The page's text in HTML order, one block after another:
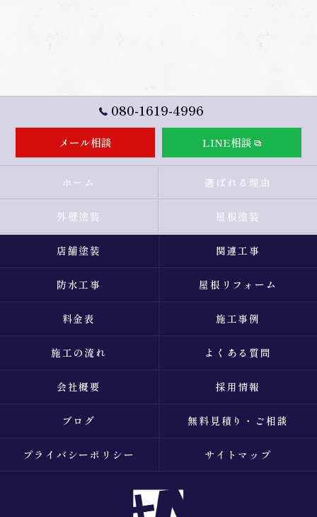
080-1619-4996
メール相談 LINE相談
ホーム 選ばれる理由
外壁塗装 屋根塗装
店舗塗装 関連工事
防水工事 屋根リフォーム
料金表 施工事例
施工の流れ よくある質問
会社概要 採用情報
ブログ 無料見積り・ご相談
プライバシーポリシー サイトマップ